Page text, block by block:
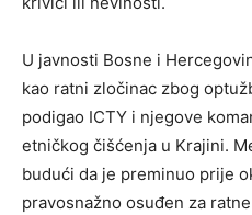
U javnosti Bosne i
kao ratni zločinac zbog
podigao ICTY i njegove
etničkog čišćenja u Krajini.
budući da je preminuo prije
pravosnažno osuđen za